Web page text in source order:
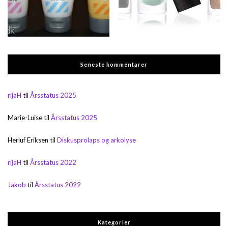
Seneste kommentarer
rijaH til Årsstatus 2025
Marie-Luisetil Årsstatus 2025
Herluf Eriksen til Diskusprolaps og arkolyse
rijaH til Årsstatus 2022
Jakob til Årsstatus 2022
Kategorier